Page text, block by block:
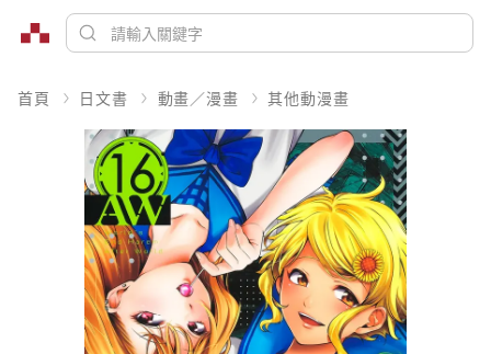
首頁 日文書 動畫／漫畫 其他動漫畫